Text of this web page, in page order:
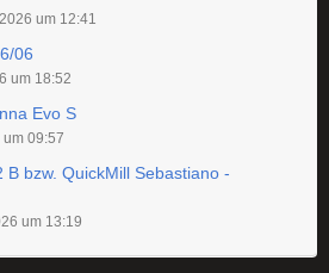
um 12:41
06
um 18:52
Evo S
09:57
B bzw. QuickMill Sebastiano -
um 13:19